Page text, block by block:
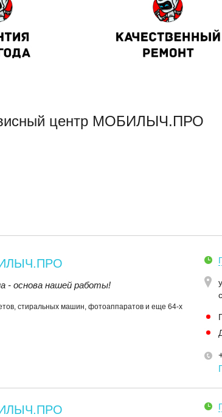
центр МОБИЛЫЧ.ПРО
основа нашей работы!
стиральных машин, фотоаппаратов и еще 64-х